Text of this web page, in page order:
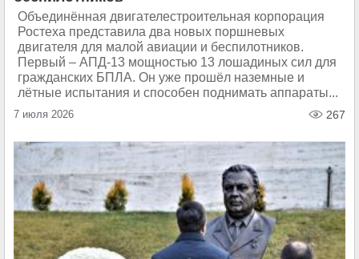
Объединённая двигателестроительная корпорация
Ростеха представила два новых поршневых
двигателя для малой авиации и беспилотников.
Первый – АПД-13 мощностью 13 лошадиных сил для
гражданских БПЛА. Он уже прошёл наземные и
лётные испытания и способен поднимать аппараты...
7 июля 2026 267